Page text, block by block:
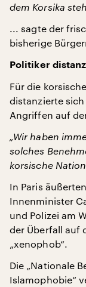
dem Korsika
... sagte der
bisherige
Politiker
Für die
distanzierte
Angriffen auf
„Wir haben
solches
korsische
In Paris
Innenminister
und Polizei am
der Überfall auf
„xenophob“.
Die „Nationale
Islamophobie“